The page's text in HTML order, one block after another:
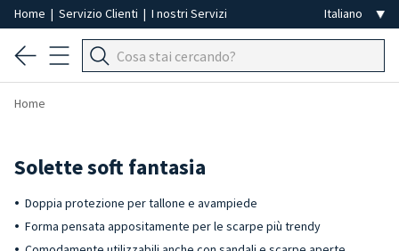
Home | Servizio Clienti | I nostri Servizi
Home
Solette soft fantasia
Doppia protezione per tallone e avampiede
Forma pensata appositamente per le scarpe più trendy